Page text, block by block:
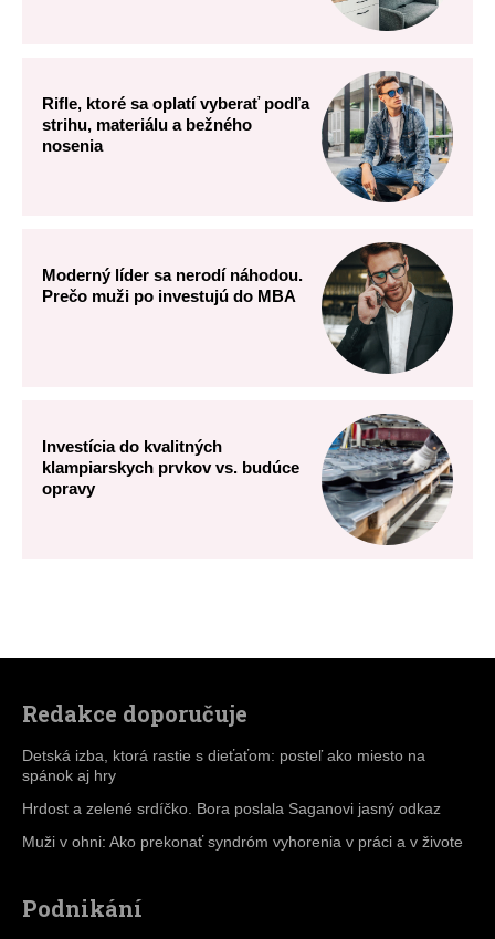
Redakce doporučuje
Detská izba, ktorá rastie s dieťaťom: posteľ ako miesto na
spánok aj hry
Hrdost a zelené srdíčko. Bora poslala Saganovi jasný odkaz
Muži v ohni: Ako prekonať syndróm vyhorenia v práci a v živote
Podnikání